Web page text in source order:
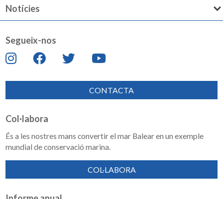
Notícies
Segueix-nos
CONTACTA
Col·labora
És a les nostres mans convertir el mar Balear en un exemple
mundial de conservació marina.
COL·LABORA